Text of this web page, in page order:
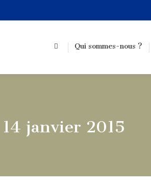
Qui sommes-nous ?
14 janvier 2015